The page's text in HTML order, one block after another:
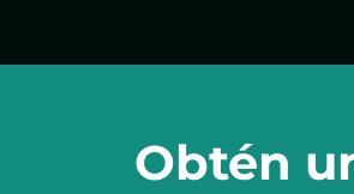
Obtén